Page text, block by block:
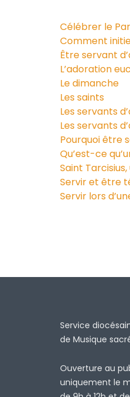
Célébrer le
Comment
Être servant
L’adoration
Le dimanche
Les saints
Les servants
Les servants
Pourquoi être
Qu’est-ce
Saint
Servir et être
Servir lors
Service
de Musique
Ouverture au
uniquement le